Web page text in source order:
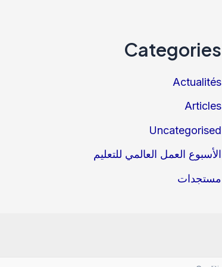
Categories
Actualités
Articles
Uncategorised
الأسبوع العمل العالمي للتعليم
مستجدات